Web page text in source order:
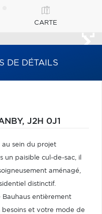
CARTE
DE DÉTAILS
J2H 0J1
au sein du projet
un paisible cul-de-sac, il
aménagé,
distinctif.
entièrement
besoins et votre mode de